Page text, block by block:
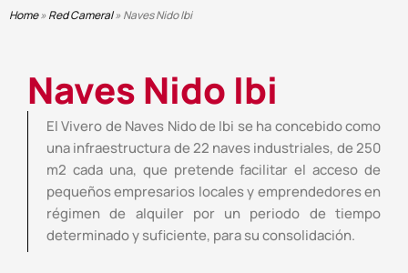
Home»Red Cameral»Naves Nido Ibi
Naves Nido Ibi
El Vivero de Naves Nido de Ibi se ha concebido como
una infraestructura de 22 naves industriales, de 250
m2 cada una, que pretende facilitar el acceso de
pequeños empresarios locales y emprendedores en
régimen de alquiler por un periodo de tiempo
determinado y suficiente, para su consolidación.